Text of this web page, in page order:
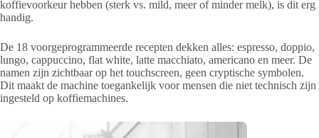
koffievoorkeur hebben (sterk vs. mild, meer of minder melk), is dit erg
handig.
De 18 voorgeprogrammeerde recepten dekken alles: espresso, doppio,
lungo, cappuccino, flat white, latte macchiato, americano en meer. De
namen zijn zichtbaar op het touchscreen, geen cryptische symbolen.
Dit maakt de machine toegankelijk voor mensen die niet technisch zijn
ingesteld op koffiemachines.